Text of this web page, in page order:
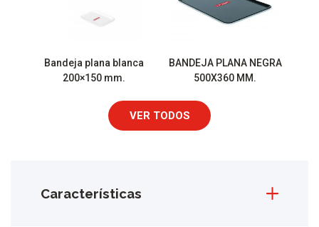
Bandeja plana blanca
200×150 mm.
BANDEJA PLANA NEGRA
500X360 MM.
VER TODOS
Características